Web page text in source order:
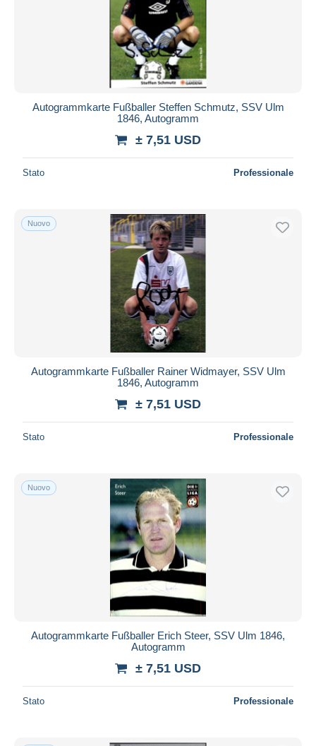
Autogrammkarte Fußballer Steffen Schmutz, SSV Ulm
1846, Autogramm
± 7,51 USD
Stato Professionale
Nuovo
Autogrammkarte Fußballer Rainer Widmayer, SSV Ulm
1846, Autogramm
± 7,51 USD
Stato Professionale
Nuovo
Autogrammkarte Fußballer Erich Steer, SSV Ulm 1846,
Autogramm
± 7,51 USD
Stato Professionale